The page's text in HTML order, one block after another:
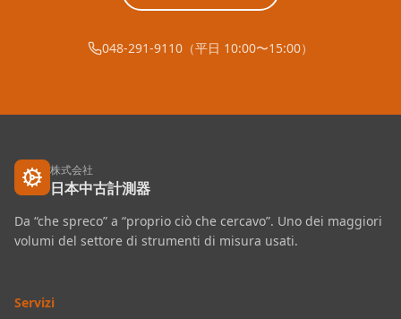
048-291-9110（平日 10:00〜15:00）
株式会社
日本中古計測器
Da “che spreco” a “proprio ciò che cercavo”. Uno dei maggiori
volumi del settore di strumenti di misura usati.
Servizi